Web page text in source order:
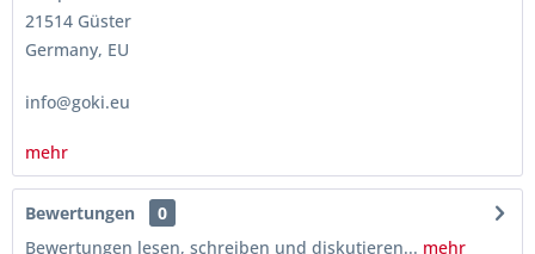
21514 Güster
Germany, EU
info@goki.eu
mehr
Bewertungen
0
Bewertungen lesen, schreiben und diskutieren... mehr